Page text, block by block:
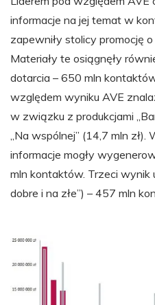
informacje na jej temat w
zapewniły stolicy promocję
Materiały te osiągnęły
dotarcia – 650 mln
względem wyniku AVE
w związku z produkcjami
„Na wspólnej” (14,7 mln
informacje mogły
mln kontaktów. Trzeci wynik
dobre i na złe”) – 457 mln